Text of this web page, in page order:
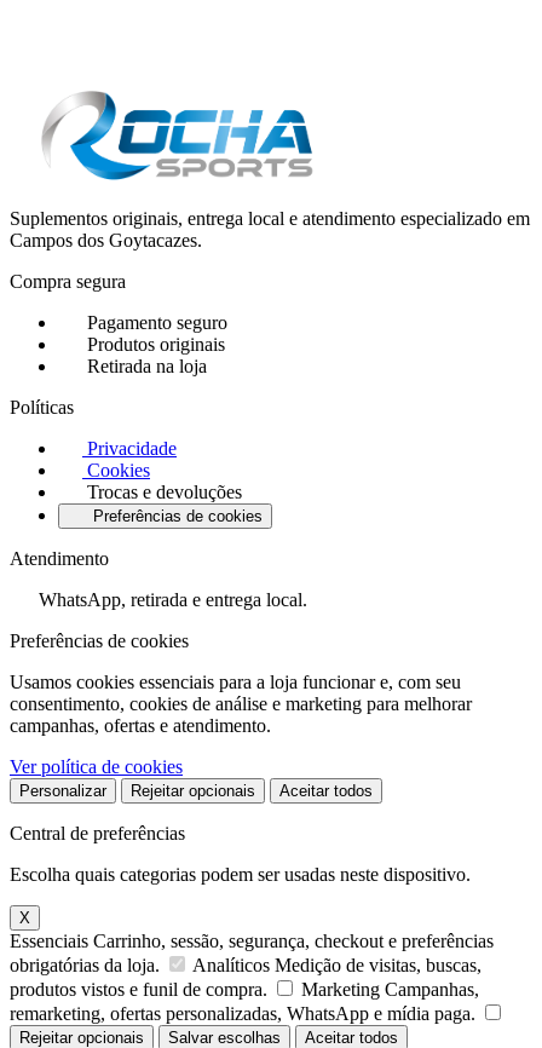
Suplementos originais, entrega local e atendimento especializado em
Campos dos Goytacazes.
Compra segura
Pagamento seguro
Produtos originais
Retirada na loja
Políticas
Privacidade
Cookies
Trocas e devoluções
Preferências de cookies
Atendimento
WhatsApp, retirada e entrega local.
Preferências de cookies
Usamos cookies essenciais para a loja funcionar e, com seu
consentimento, cookies de análise e marketing para melhorar
campanhas, ofertas e atendimento.
Ver política de cookies
Personalizar Rejeitar opcionais Aceitar todos
Central de preferências
Escolha quais categorias podem ser usadas neste dispositivo.
X
Essenciais Carrinho, sessão, segurança, checkout e preferências
obrigatórias da loja.
Analíticos Medição de visitas, buscas,
produtos vistos e funil de compra.
Marketing Campanhas,
remarketing, ofertas personalizadas, WhatsApp e mídia paga.
Rejeitar opcionais Salvar escolhas Aceitar todos